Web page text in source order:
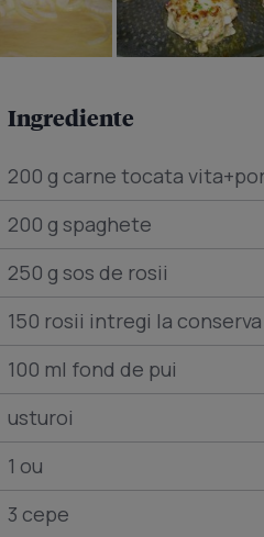
Ingrediente
200 g carne tocata
200 g spaghete
250 g sos de rosii
150 rosii intregi la conserva
100 ml fond de pui
usturoi
1 ou
3 cepe